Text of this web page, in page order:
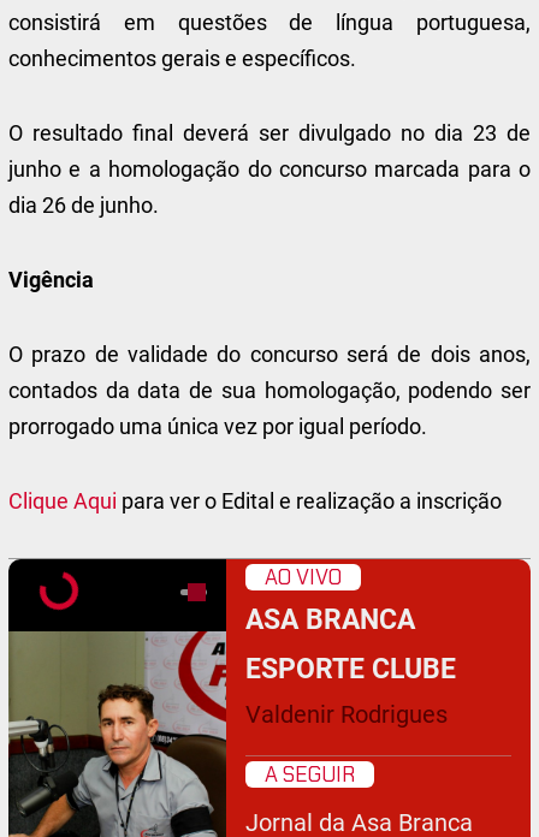
consistirá em questões de língua portuguesa,
conhecimentos gerais e específicos.
O resultado final deverá ser divulgado no dia 23 de
junho e a homologação do concurso marcada para o
dia 26 de junho.
Vigência
O prazo de validade do concurso será de dois anos,
contados da data de sua homologação, podendo ser
prorrogado uma única vez por igual período.
Clique Aqui para ver o Edital e realização a inscrição
AO VIVO
ASA BRANCA
ESPORTE CLUBE
Valdenir Rodrigues
A SEGUIR
Jornal da Asa Branca